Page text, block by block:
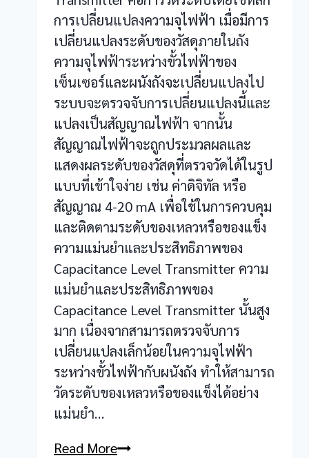
การเปลี่ยนแปลงความจุไฟฟ้า เมื่อมีการ
เปลี่ยนแปลงระดับของวัสดุภายในถัง
ความจุไฟฟ้าระหว่างขั้วไฟฟ้าของ
เซ็นเซอร์และผนังถังจะเปลี่ยนแปลงไป
ระบบจะตรวจจับการเปลี่ยนแปลงนี้และ
แปลงเป็นสัญญาณไฟฟ้า จากนั้น
สัญญาณไฟฟ้าจะถูกประมวลผลและ
แสดงผลระดับของวัสดุที่ตรวจวัดได้ในรูป
แบบที่เข้าใจง่าย เช่น ค่าดิจิทัล หรือ
สัญญาณ 4-20 mA เพื่อใช้ในการควบคุม
และติดตามระดับของเหลวหรือของแข็ง
ความแม่นยำและประสิทธิภาพของ
Capacitance Level Transmitter ความ
แม่นยำและประสิทธิภาพของ
Capacitance Level Transmitter นั้นสูง
มาก เนื่องจากสามารถตรวจจับการ
เปลี่ยนแปลงเล็กน้อยในความจุไฟฟ้า
ระหว่างขั้วไฟฟ้ากับผนังถัง ทำให้สามารถ
วัดระดับของเหลวหรือของแข็งได้อย่าง
แม่นยำ…
Read MoreCapacitance